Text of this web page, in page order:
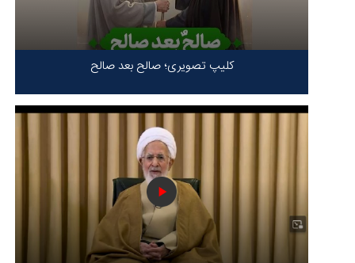
کلیپ تصویری؛ صالح بعد صالح